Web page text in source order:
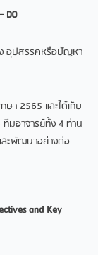
DO
ง อุปสรรคหรือปัญหา
2565 และได้เก็บ
มอาจารย์ทั้ง 4 ท่าน
ะพัฒนาอย่างต่อ
and Key